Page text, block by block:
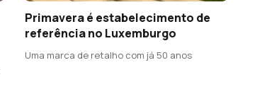
Primavera é estabelecimento de
referência no Luxemburgo
Uma marca de retalho com já 50 anos